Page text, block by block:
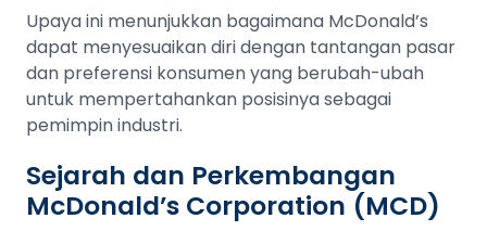
Upaya ini menunjukkan bagaimana McDonald’s
dapat menyesuaikan diri dengan tantangan pasar
dan preferensi konsumen yang berubah-ubah
untuk mempertahankan posisinya sebagai
pemimpin industri​​​​.
Sejarah dan Perkembangan
McDonald’s Corporation (MCD)